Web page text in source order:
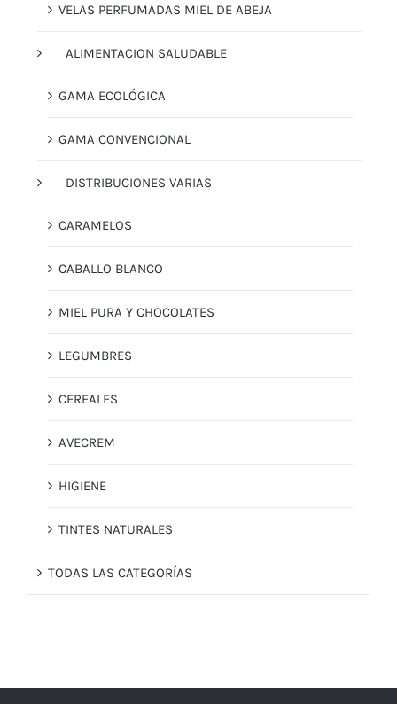
VELAS PERFUMADAS MIEL DE ABEJA
ALIMENTACION SALUDABLE
GAMA ECOLÓGICA
GAMA CONVENCIONAL
DISTRIBUCIONES VARIAS
CARAMELOS
CABALLO BLANCO
MIEL PURA Y CHOCOLATES
LEGUMBRES
CEREALES
AVECREM
HIGIENE
TINTES NATURALES
TODAS LAS CATEGORÍAS